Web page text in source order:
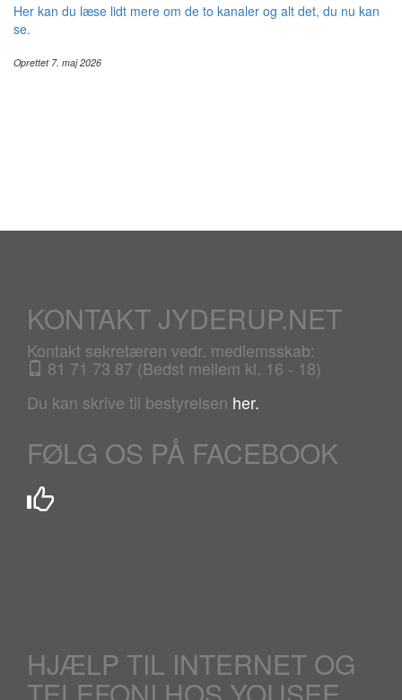
Her kan du læse lidt mere om de to kanaler og alt det, du nu kan
se.
Oprettet 7. maj 2026
KONTAKT JYDERUP.NET
Kontakt sekretæren vedr. medlemsskab:
81 71 73 87 (Bedst mellem kl. 16 - 18)
Du kan skrive til bestyrelsen her.
FØLG OS PÅ FACEBOOK
HJÆLP TIL INTERNET OG